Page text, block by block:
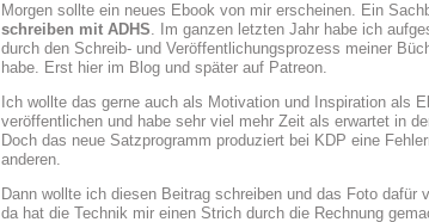
Morgen sollte ein neues Ebook von mir erscheinen. Ein
schreiben mit ADHS. Im ganzen letzten Jahr habe ich
durch den Schreib- und Veröffentlichungsprozess meiner
habe. Erst hier im Blog und später auf Patreon.
Ich wollte das gerne auch als Motivation und Inspiration als
veröffentlichen und habe sehr viel mehr Zeit als erwartet in
Doch das neue Satzprogramm produziert bei KDP eine
anderen.
Dann wollte ich diesen Beitrag schreiben und das Foto dafür
da hat die Technik mir einen Strich durch die Rechnung